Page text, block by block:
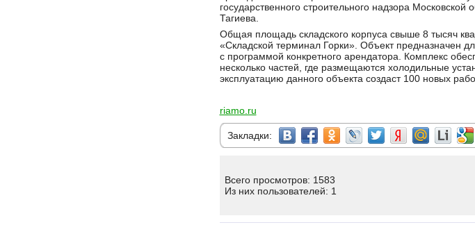
государственного строительного надзора Московской
Тагиева.
Общая площадь складского корпуса свыше 8 тысяч
«Складской терминал Горки». Объект предназначен
с программой конкретного арендатора. Комплекс
несколько частей, где размещаются холодильные
эксплуатацию данного объекта создаст 100 новых
riamo.ru
Закладки:
Всего просмотров: 1583
Из них пользователей: 1